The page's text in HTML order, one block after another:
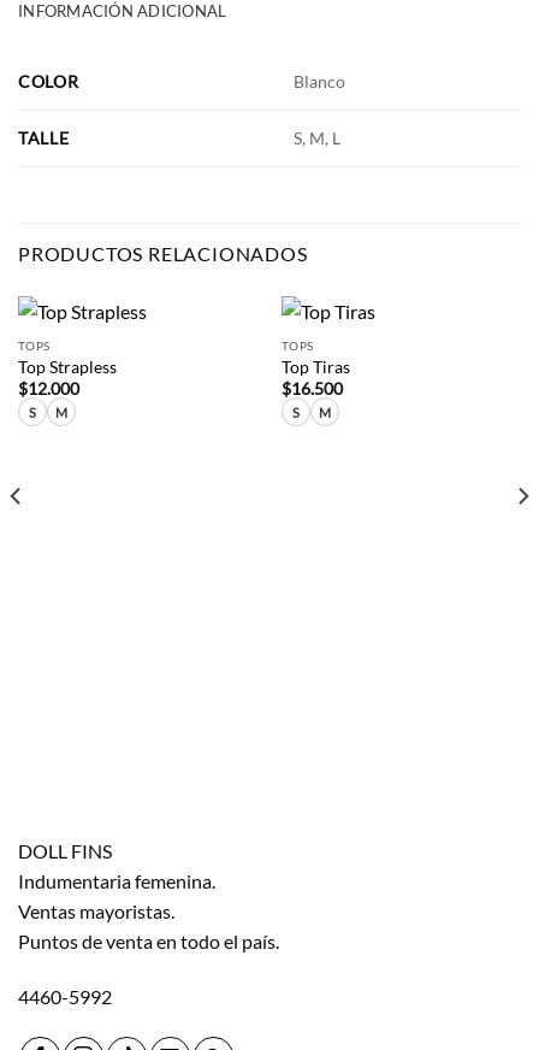
INFORMACIÓN ADICIONAL
COLOR Blanco
TALLE S, M, L
PRODUCTOS RELACIONADOS
TOPS
Top Strapless
$12.000
S M
TOPS
Top Tiras
$16.500
S M
DOLL FINS
Indumentaria femenina.
Ventas mayoristas.
Puntos de venta en todo el país.
4460-5992